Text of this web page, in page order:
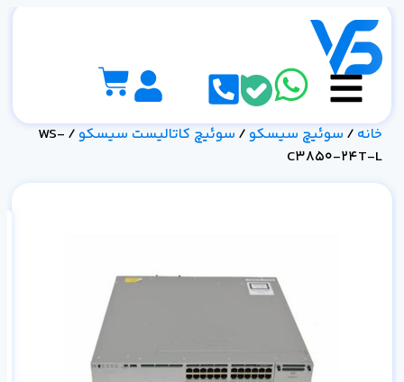
خانه / سوئیچ سیسکو/ سوئیچ کاتالیست سیسکو
/ WS-
C3850-24T-L